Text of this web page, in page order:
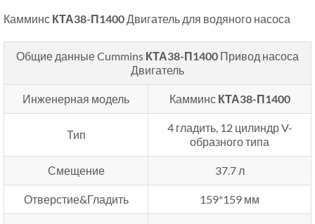
Камминс КТА38-П1400 Двигатель для водяного насоса
Общие данные Cummins КТА38-П1400 Привод насоса
Двигатель
Инженерная модель Камминс КТА38-П1400
Тип
4 гладить, 12 цилиндр V-
образного типа
Смещение 37.7 л
Отверстие&Гладить 159*159 мм